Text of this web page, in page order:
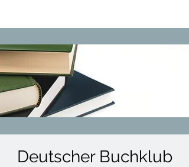
Deutscher Buchklub